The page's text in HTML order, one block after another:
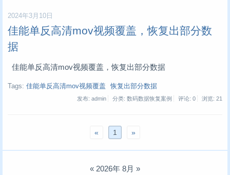
2024年3月10日
佳能单反高清mov视频覆盖，恢复出部分数
据
佳能单反高清mov视频覆盖，恢复出部分数据
Tags: 佳能单反高清mov视频覆盖 恢复出部分数据
发布: admin 分类: 数码数据恢复案例 评论: 0 浏览: 21
« 1 »
« 2026年 8月 »